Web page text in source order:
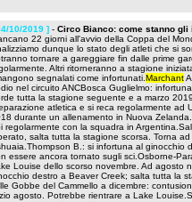
10/2019 ] - Circo Bianco: come stanno gli
22 giorni all'avvio della Coppa del
dunque lo stato degli atleti che si
tornare a gareggiare fin dalle prime
Altri ritorneranno a stagione
segnalati come infortunati. Marchant
nel circuito ANCBosca Guglielmo:
tutta la stagione seguente e a marzo
atletica e si reca regolarmente ad
durante un allenamento in Nuova
regolarmente con la squadra in
salta tutta la stagione scorsa. Torna
B.: si infortuna al ginocchio
essere ancora tornato sugli sci.Osborne-
Louise dello scorso novembre. Ad agosto
destro a Beaver Creek; salta tutta la
Gobbe del Cammello a dicembre:
agosto. Potrebbe rientrare a Lake